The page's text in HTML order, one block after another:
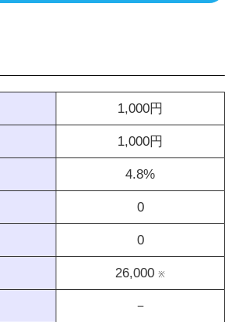
1,000円
1,000円
4.8%
0
0
26,000 ※
－